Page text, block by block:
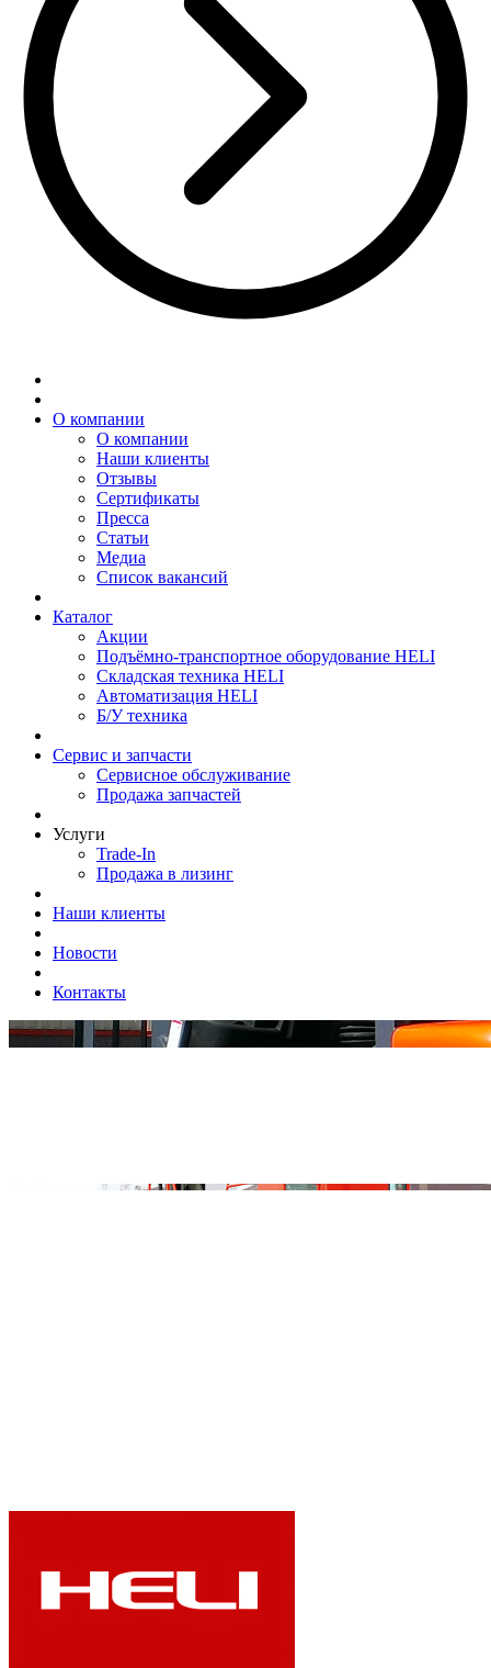
О компании
О компании
Наши клиенты
Отзывы
Сертификаты
Пресса
Статьи
Медиа
Список вакансий
Каталог
Акции
Подъёмно-транспортное оборудование HELI
Складская техника HELI
Автоматизация HELI
Б/У техника
Сервис и запчасти
Сервисное обслуживание
Продажа запчастей
Услуги
Trade-In
Продажа в лизинг
Наши клиенты
Новости
Контакты